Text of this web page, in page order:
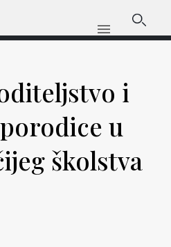
i
u
školstva